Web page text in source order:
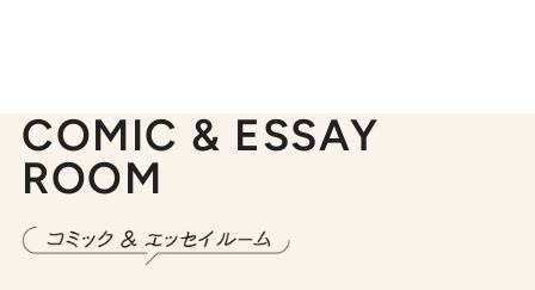
COMIC & ESSAY
ROOM